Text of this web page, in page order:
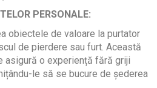
PERSONALE:
obiectele de valoare la purtator
de pierdere sau furt. Această
asigură o experiență fără griji
le să se bucure de șederea